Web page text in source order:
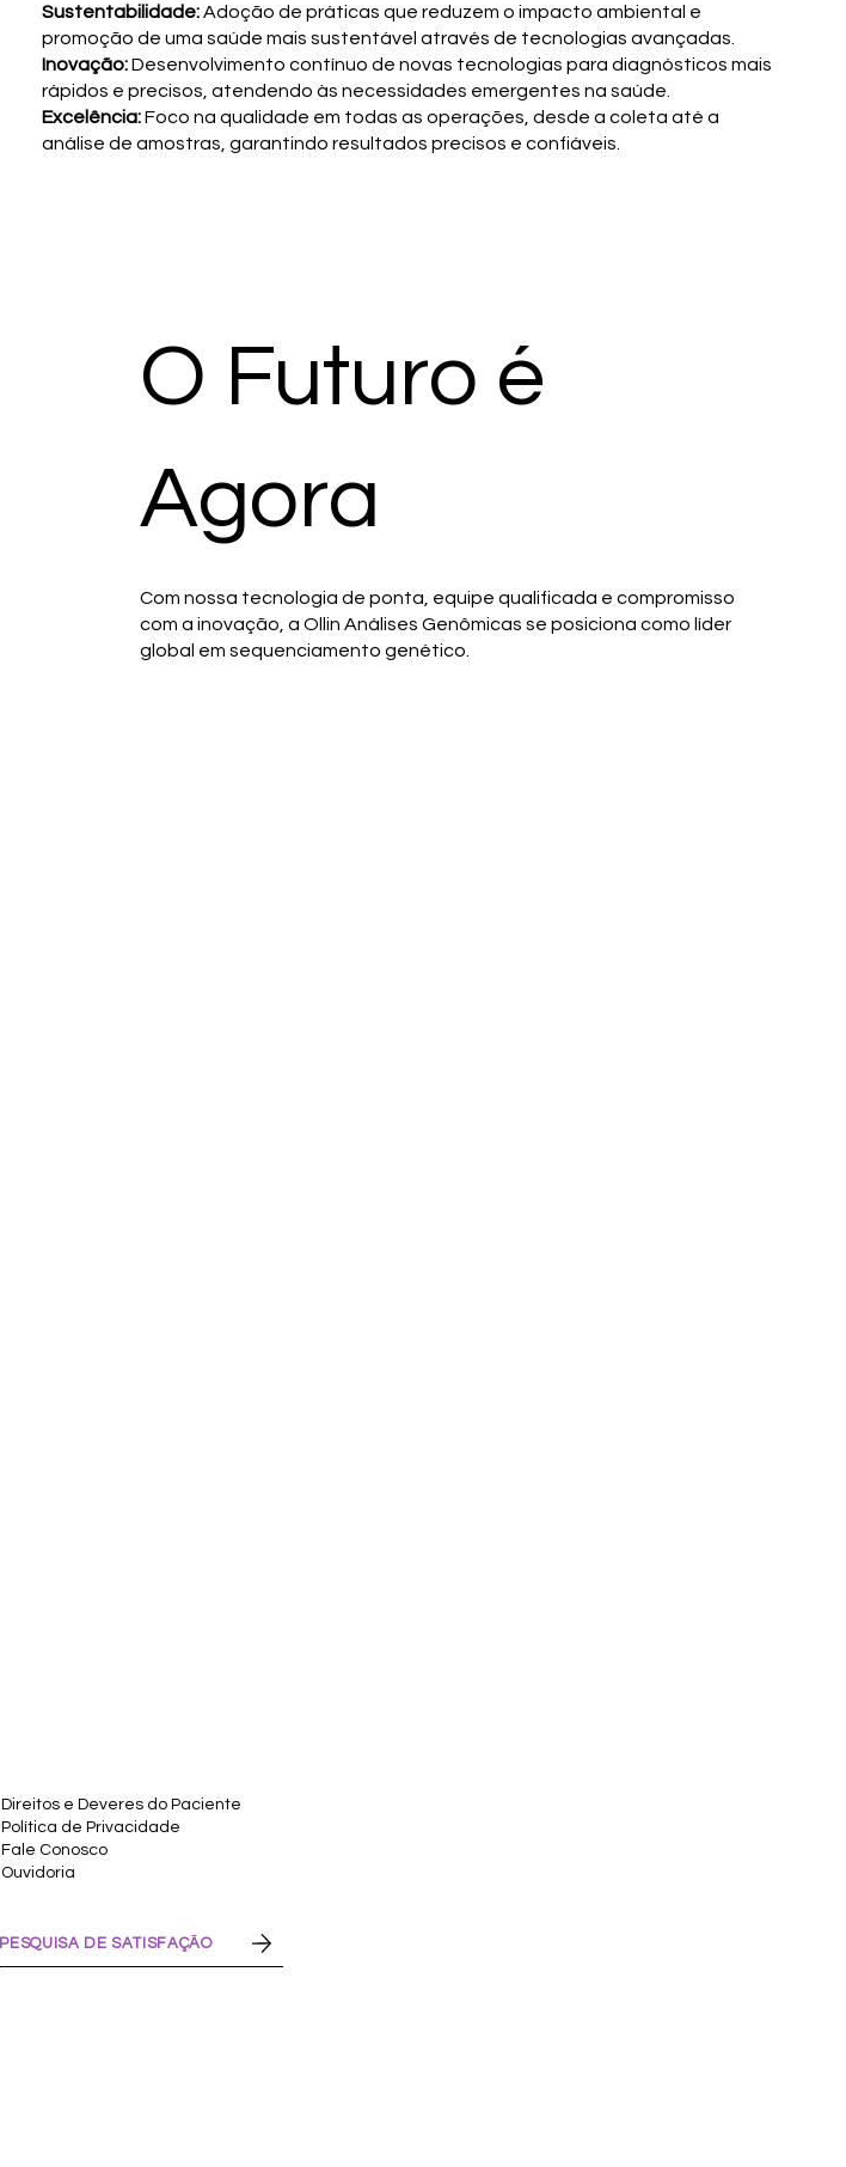
Sustentabilidade:Adoção de práticas que reduzem o impacto ambiental e
promoção de uma saúde mais sustentável através de tecnologias avançadas.
Inovação:Desenvolvimento contínuo de novas tecnologias para diagnósticos mais
rápidos e precisos, atendendo às necessidades emergentes na saúde.
Excelência:Foco na qualidade em todas as operações, desde a coleta até a
análise de amostras, garantindo resultados precisos e confiáveis.
O Futuro é
Agora
Com nossa tecnologia de ponta, equipe qualificada e compromisso
com a inovação, a Ollin Análises Genômicas se posiciona como líder
global em sequenciamento genético.
Direitos e Deveres do Paciente
Política de Privacidade
Fale Conosco
Ouvidoria
PESQUISA DE SATISFAÇÃO